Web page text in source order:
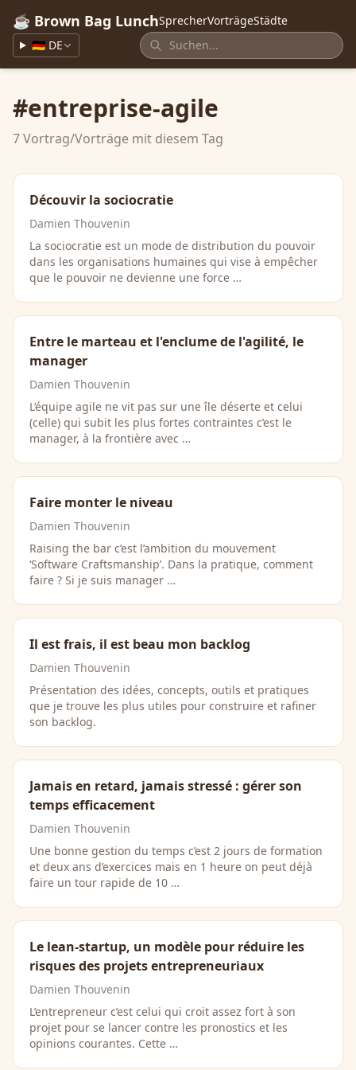
☕ Brown Bag LunchSprecherVorträgeStädte
🇩🇪 DE
#entreprise-agile
7 Vortrag/Vorträge mit diesem Tag
Découvir la sociocratie
Damien Thouvenin
La sociocratie est un mode de distribution du pouvoir
dans les organisations humaines qui vise à empêcher
que le pouvoir ne devienne une force …
Entre le marteau et l'enclume de l'agilité, le
manager
Damien Thouvenin
L’équipe agile ne vit pas sur une île déserte et celui
(celle) qui subit les plus fortes contraintes c’est le
manager, à la frontière avec …
Faire monter le niveau
Damien Thouvenin
Raising the bar c’est l’ambition du mouvement
‘Software Craftsmanship’. Dans la pratique, comment
faire ? Si je suis manager …
Il est frais, il est beau mon backlog
Damien Thouvenin
Présentation des idées, concepts, outils et pratiques
que je trouve les plus utiles pour construire et rafiner
son backlog.
Jamais en retard, jamais stressé : gérer son
temps efficacement
Damien Thouvenin
Une bonne gestion du temps c’est 2 jours de formation
et deux ans d’exercices mais en 1 heure on peut déjà
faire un tour rapide de 10 …
Le lean-startup, un modèle pour réduire les
risques des projets entrepreneuriaux
Damien Thouvenin
L’entrepreneur c’est celui qui croit assez fort à son
projet pour se lancer contre les pronostics et les
opinions courantes. Cette …